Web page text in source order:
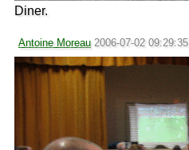
Diner.
Antoine Moreau 2006-07-02 09:29:35